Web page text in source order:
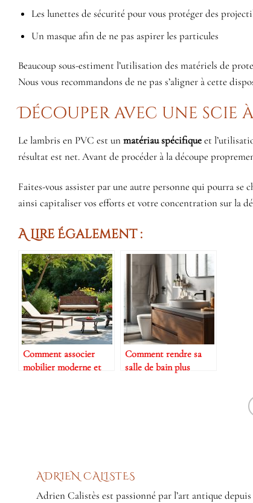
Les lunettes de sécurité pour vous protéger des
Un masque afin de ne pas aspirer les particules
Beaucoup sous-estiment l’utilisation des matériels de
Nous vous recommandons de ne pas s’aligner à cette
Découper avec une scie
Le lambris en PVC est un matériau spécifiqueet
résultat est net. Avant de procéder à la découpe
Faites-vous assister par une autre personne qui pourra
ainsi capitaliser vos efforts et votre concentration sur la
A Lire Également :
Comment associer
mobilier moderne et
Comment rendre sa
salle de bain plus
ADRIEN CALISTES
Adrien Calistès est passionné par l’art antique